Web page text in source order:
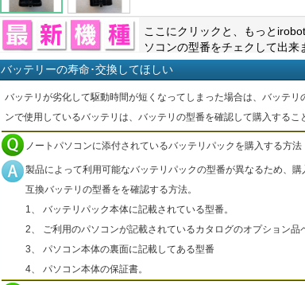
ここにクリックと、もっと irobot
ソコンの型番をチェクして出来
バッテリーの寿命･交換してほしい
バッテリが劣化して駆動時間が短くなってしまった場合は、バッテリ
ンで使用しているバッテリは、バッテリの型番を確認して購入するこ
ノートパソコンに添付されているバッテリパックを購入する方法
製品によって利用可能なバッテリパックの型番が異なるため、購
互換バッテリの型番をを確認する方法。
1、 バッテリパック本体に記載されている型番。
2、 ご利用のパソコンが記載されているカタログのオプション品
3、 パソコン本体の裏面に記載してある型番
4、 パソコン本体の保証書。